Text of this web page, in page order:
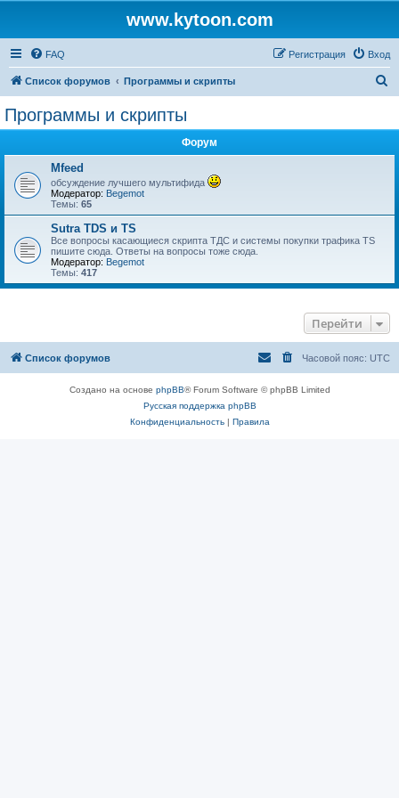
www.kytoon.com
FAQ Вход
Регистрация
Список форумов Программы и скрипты
Программы и скрипты
Форум
Mfeed
обсуждение лучшего мультифида
Модератор: Begemot
Темы: 65
Sutra TDS и TS
Все вопросы касающиеся скрипта ТДС и системы покупки трафика TS
пишите сюда. Ответы на вопросы тоже сюда.
Модератор: Begemot
Темы: 417
Перейти
Список форумов Часовой пояс: UTC
Создано на основе phpBB® Forum Software © phpBB Limited
Русская поддержка phpBB
Конфиденциальность| Правила